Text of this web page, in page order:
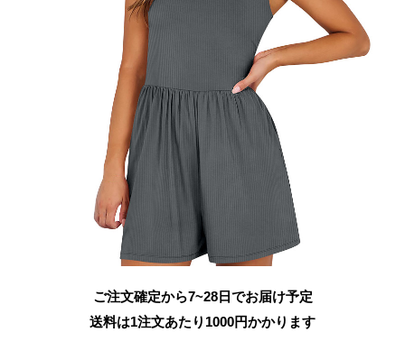
ご注文確定から7~28日でお届け予定
送料は1注文あたり 1000円かかります